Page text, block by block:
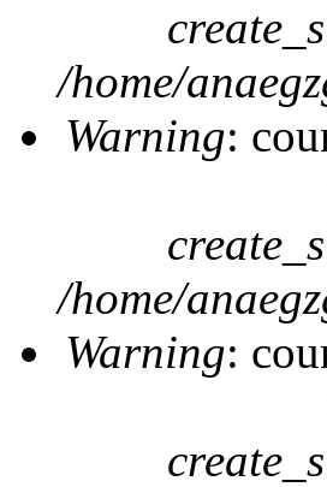
/home/
Warning:
/home/
Warning: